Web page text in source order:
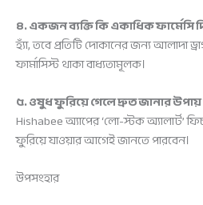
৪. একজন ব্যক্তি কি একাধিক ফার্মেসি
হ্যাঁ, তবে প্রতিটি দোকানের জন্য আলাদা
ফার্মাসিস্ট থাকা বাধ্যতামূলক।
৫. ওষুধ ফুরিয়ে গেলে দ্রুত জানার
Hishabee অ্যাপের ‘লো-স্টক অ্যালার্ট’
ফুরিয়ে যাওয়ার আগেই জানতে পারবেন।
উপসংহার